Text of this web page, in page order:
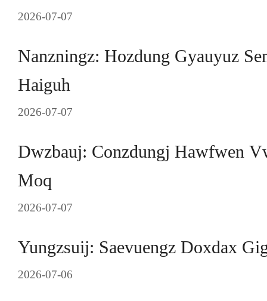
2026-07-07
Nanzningz: Hozdung Gyauyuz
Haiguh
2026-07-07
Dwzbauj: Conzdungj Hawfwen
Moq
2026-07-07
Yungzsuij: Saevuengz Doxdax
2026-07-06